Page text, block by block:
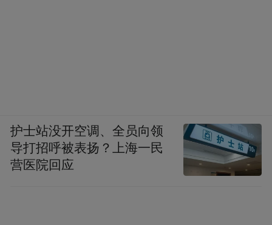
护士站没开空调、全员向领
导打招呼被表扬？上海一民
营医院回应